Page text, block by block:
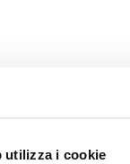
utilizza i cookie